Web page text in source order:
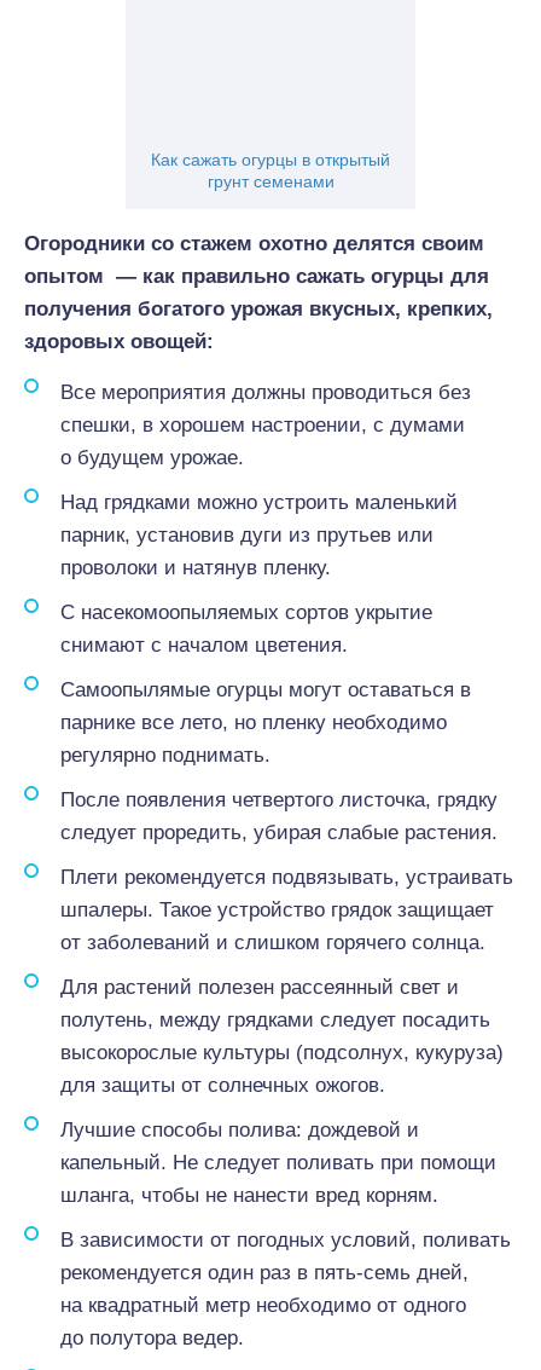
Как сажать огурцы в открытый
грунт семенами
Огородники со стажем охотно делятся своим
опытом — как правильно сажать огурцы для
получения богатого урожая вкусных, крепких,
здоровых овощей:
Все мероприятия должны проводиться без
спешки, в хорошем настроении, с думами
о будущем урожае.
Над грядками можно устроить маленький
парник, установив дуги из прутьев или
проволоки и натянув пленку.
С насекомоопыляемых сортов укрытие
снимают с началом цветения.
Самоопылямые огурцы могут оставаться в
парнике все лето, но пленку необходимо
регулярно поднимать.
После появления четвертого листочка, грядку
следует проредить, убирая слабые растения.
Плети рекомендуется подвязывать, устраивать
шпалеры. Такое устройство грядок защищает
от заболеваний и слишком горячего солнца.
Для растений полезен рассеянный свет и
полутень, между грядками следует посадить
высокорослые культуры (подсолнух, кукуруза)
для защиты от солнечных ожогов.
Лучшие способы полива: дождевой и
капельный. Не следует поливать при помощи
шланга, чтобы не нанести вред корням.
В зависимости от погодных условий, поливать
рекомендуется один раз в пять-семь дней,
на квадратный метр необходимо от одного
до полутора ведер.